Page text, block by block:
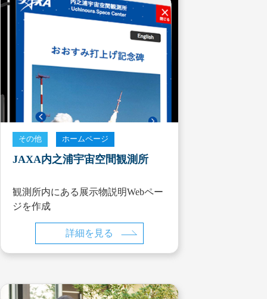
その他 ホームページ
JAXA内之浦宇宙空間観測所
観測所内にある展示物説明Webペー
ジを作成
詳細を見る